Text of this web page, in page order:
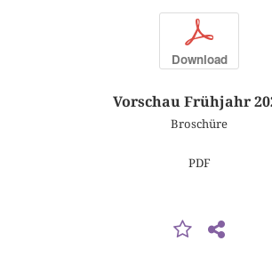
p
Download
Vorschau Frühjahr
Broschüre
PDF